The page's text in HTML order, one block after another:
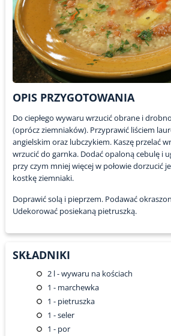
OPIS PRZYGOTOWANIA
Do ciepłego wywaru wrzucić obrane i
(oprócz ziemniaków). Przyprawić liściem
angielskim oraz lubczykiem. Kaszę przelać
wrzucić do garnka. Dodać opaloną cebulę i
przy czym mniej więcej w połowie dorzucić
kostkę ziemniaki.
Doprawić solą i pieprzem. Podawać
Udekorować posiekaną pietruszką.
SKŁADNIKI
2l - wywaru na kościach
1 - marchewka
1 - pietruszka
1 - seler
1 - por